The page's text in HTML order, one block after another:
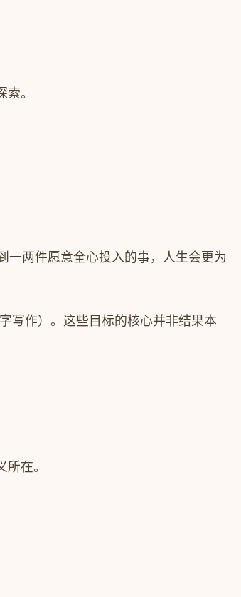
。
一两件愿意全心投入的事，人生会更为
写作）。这些目标的核心并非结果本
在。